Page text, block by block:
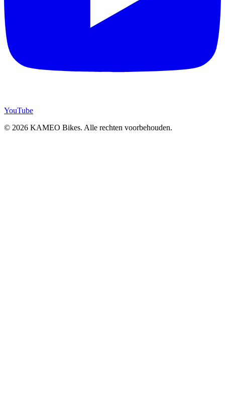
YouTube
© 2026 KAMEO Bikes. Alle rechten voorbehouden.